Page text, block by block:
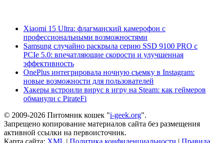
Xiaomi 15 Ultra: флагманский камерофон с
профессиональными возможностями
Samsung случайно раскрыла серию SSD 9100 PRO с
PCIe 5.0: впечатляющие скорости и улучшенная
эффективность
OnePlus интегрировала ночную съемку в Instagram:
новые возможности для пользователей
Хакеры встроили вирус в игру на Steam: как геймеров
обманули с PirateFi
© 2009-2026 Питомник кошек "i-geek.org".
Запрещено копирование материалов сайта без размещения
активной ссылки на первоисточник.
Карта сайта: XML | Политика конфиденциальности | Правила